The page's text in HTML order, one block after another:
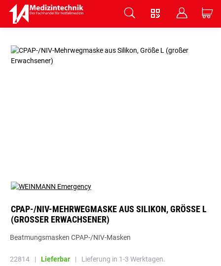
V B C
CPAP-/NIV-MEHRWEGMASKE AUS SILIKON, GRÖSSE L (
GROSSER ERWACHSENER)
Beatmungsmasken CPAP-/NIV-Masken
22814 | Lieferbar | Lieferung in 1-3 Werktagen.